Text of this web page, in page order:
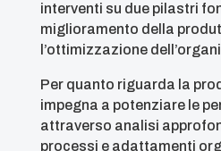
interventi su due pilastri
miglioramento della
l’ottimizzazione
Per quanto riguarda la
impegna a potenziare le
attraverso analisi
processi e adattamenti